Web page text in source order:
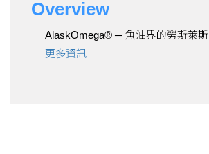
Overview
AlaskOmega® ─ 魚油界的勞斯萊斯
更多資訊